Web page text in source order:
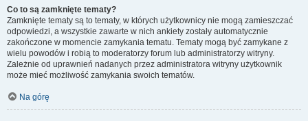
Co to są zamknięte tematy?
Zamknięte tematy są to tematy, w których użytkownicy nie mogą zamieszczać
odpowiedzi, a wszystkie zawarte w nich ankiety zostały automatycznie
zakończone w momencie zamykania tematu. Tematy mogą być zamykane z
wielu powodów i robią to moderatorzy forum lub administratorzy witryny.
Zależnie od uprawnień nadanych przez administratora witryny użytkownik
może mieć możliwość zamykania swoich tematów.
Na górę